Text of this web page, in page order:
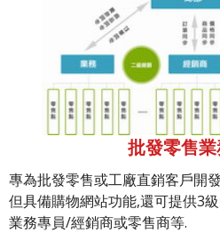
批發零售
專為批發零售或工廠直銷客戶開
但具備購物網站功能,還可提供3
業務專員/經銷商或零售商等.